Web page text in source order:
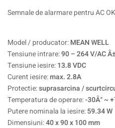
Semnale de alarmare pentru AC
Model / producator:MEAN WELL
Tensiune intrare:90 – 264 V/AC
Tensiune iesire:13.8 VDC
Curent iesire:max. 2.8A
Protectie:suprasarcina /
Temperatura de operare:-30Â° ~
Putere nominala la iesire:59.34 W
Dimensiuni:40 x 90 x 100 mm